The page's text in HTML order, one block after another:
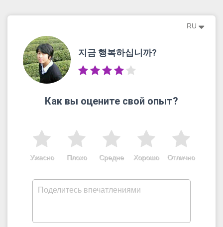
RU
지금 행복하십니까?
Как вы оцените свой опыт?
Отлично
Хорошо
Средне
Плохо
Ужасно